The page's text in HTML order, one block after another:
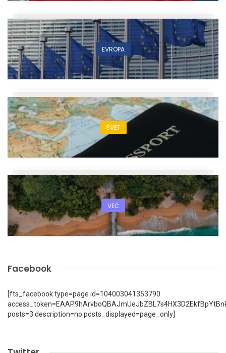
EVROPA
SVET
VEČ
Facebook
[fts_facebook type=page id=104003041353790
posts=3 description=no posts_displayed=page_only]